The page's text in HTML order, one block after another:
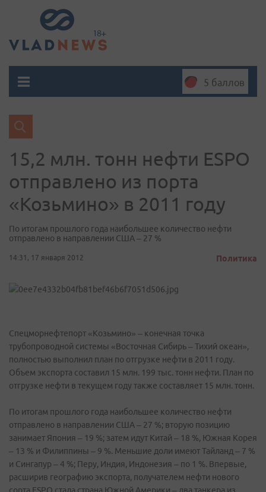
5 баллов
15,2 млн. тонн нефти ESPO
отправлено из порта
«Козьмино» в 2011 году
По итогам прошлого года наибольшее количество нефти
отправлено в направлении США – 27 %
14:31, 17 января 2012 Политика
Спецморнефтепорт «Козьмино» – конечная точка
трубопроводной системы «Восточная Сибирь – Тихий океан»,
полностью выполнил план по отгрузке нефти в 2011 году.
Объем экспорта составил 15 млн. 199 тыс. тонн нефти. План по
отгрузке нефти в текущем году также составляет 15 млн. тонн.
По итогам прошлого года наибольшее количество нефти
отправлено в направлении США – 27 %; вторую позицию
занимает Япония – 19 %; затем идут Китай – 18 %, Южная Корея
– 13 % и Филиппины – 9 %. Меньшие доли имеют Тайланд – 7 %
и Сингапур – 4 %; Перу, Индия, Индонезия – по 1 %. Впервые,
расширив географию экспорта, получателем нефти нового